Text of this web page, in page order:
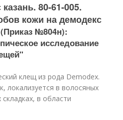
80-61-005.
кожи на демодекс
№804н):
исследование
клещ из рода Demodex.
локализуется в волосяных
в области